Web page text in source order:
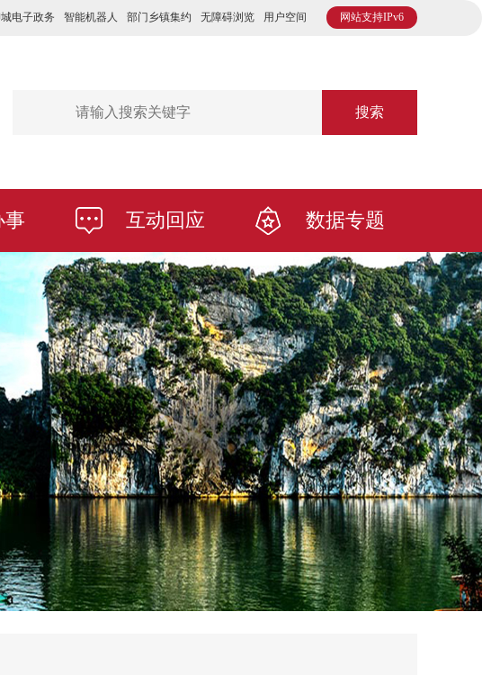
网站支持IPv6
电子政务 智能机器人 部门乡镇集约 无障碍浏览 用户空间
搜索
事 互动回应 数据专题